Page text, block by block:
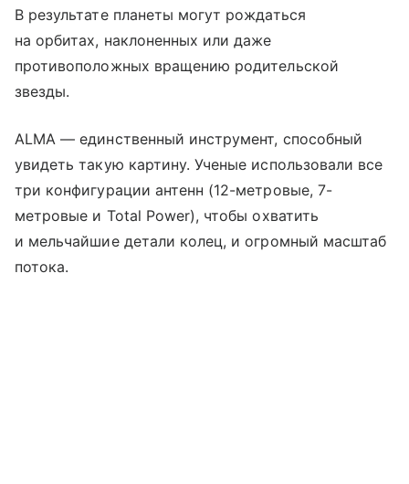
В результате планеты могут рождаться
на орбитах, наклоненных или даже
противоположных вращению родительской
звезды.
ALMA — единственный инструмент, способный
увидеть такую картину. Ученые использовали все
три конфигурации антенн (12-метровые, 7-
метровые и Total Power), чтобы охватить
и мельчайшие детали колец, и огромный масштаб
потока.